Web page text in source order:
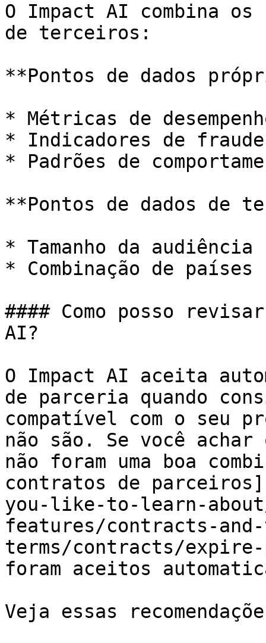
O Impact AI combina
de terceiros:
**Pontos de dados
* Métricas de
* Indicadores de fraude
* Padrões de
**Pontos de dados de
* Tamanho da audiência
* Combinação de países
#### Como posso
AI?
O Impact AI aceita
de parceria quando
compatível com o seu
não são. Se você achar
não foram uma boa
contratos de
you-like-to-learn-
features/contracts-
terms/contracts/
foram aceitos
Veja essas